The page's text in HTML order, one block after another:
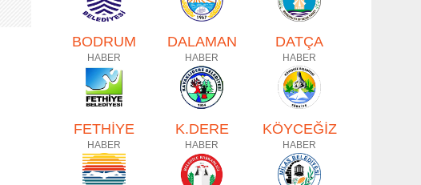
BODRUM
HABER
DALAMAN
HABER
DATÇA
HABER
FETHİYE
HABER
K.DERE
HABER
KÖYCEĞİZ
HABER